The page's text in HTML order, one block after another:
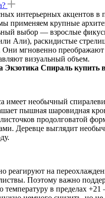
интерьерных акцентов в
применяем крупные
выбор — взрослые
Али), раскидистые
Они мгновенно преображают
визуальный объем.
Спираль купить
имеет необычный
пышная шаровидная
продолговатой
Деревце выглядит
реагируют на
Поэтому важно
в пределах +21